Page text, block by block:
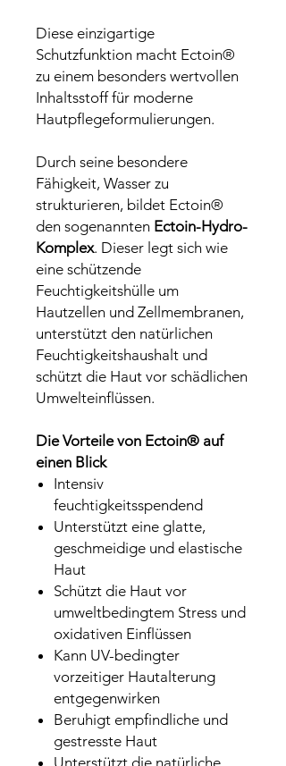
Diese einzigartige
Schutzfunktion macht Ectoin®
zu einem besonders wertvollen
Inhaltsstoff für moderne
Hautpflegeformulierungen.
Durch seine besondere
Fähigkeit, Wasser zu
strukturieren, bildet Ectoin®
den sogenannten Ectoin-Hydro-
Komplex. Dieser legt sich wie
eine schützende
Feuchtigkeitshülle um
Hautzellen und Zellmembranen,
unterstützt den natürlichen
Feuchtigkeitshaushalt und
schützt die Haut vor schädlichen
Umwelteinflüssen.
Die Vorteile von Ectoin® auf
einen Blick
Intensiv
feuchtigkeitsspendend
Unterstützt eine glatte,
geschmeidige und elastische
Haut
Schützt die Haut vor
umweltbedingtem Stress und
oxidativen Einflüssen
Kann UV-bedingter
vorzeitiger Hautalterung
entgegenwirken
Beruhigt empfindliche und
gestresste Haut
Unterstützt die natürliche